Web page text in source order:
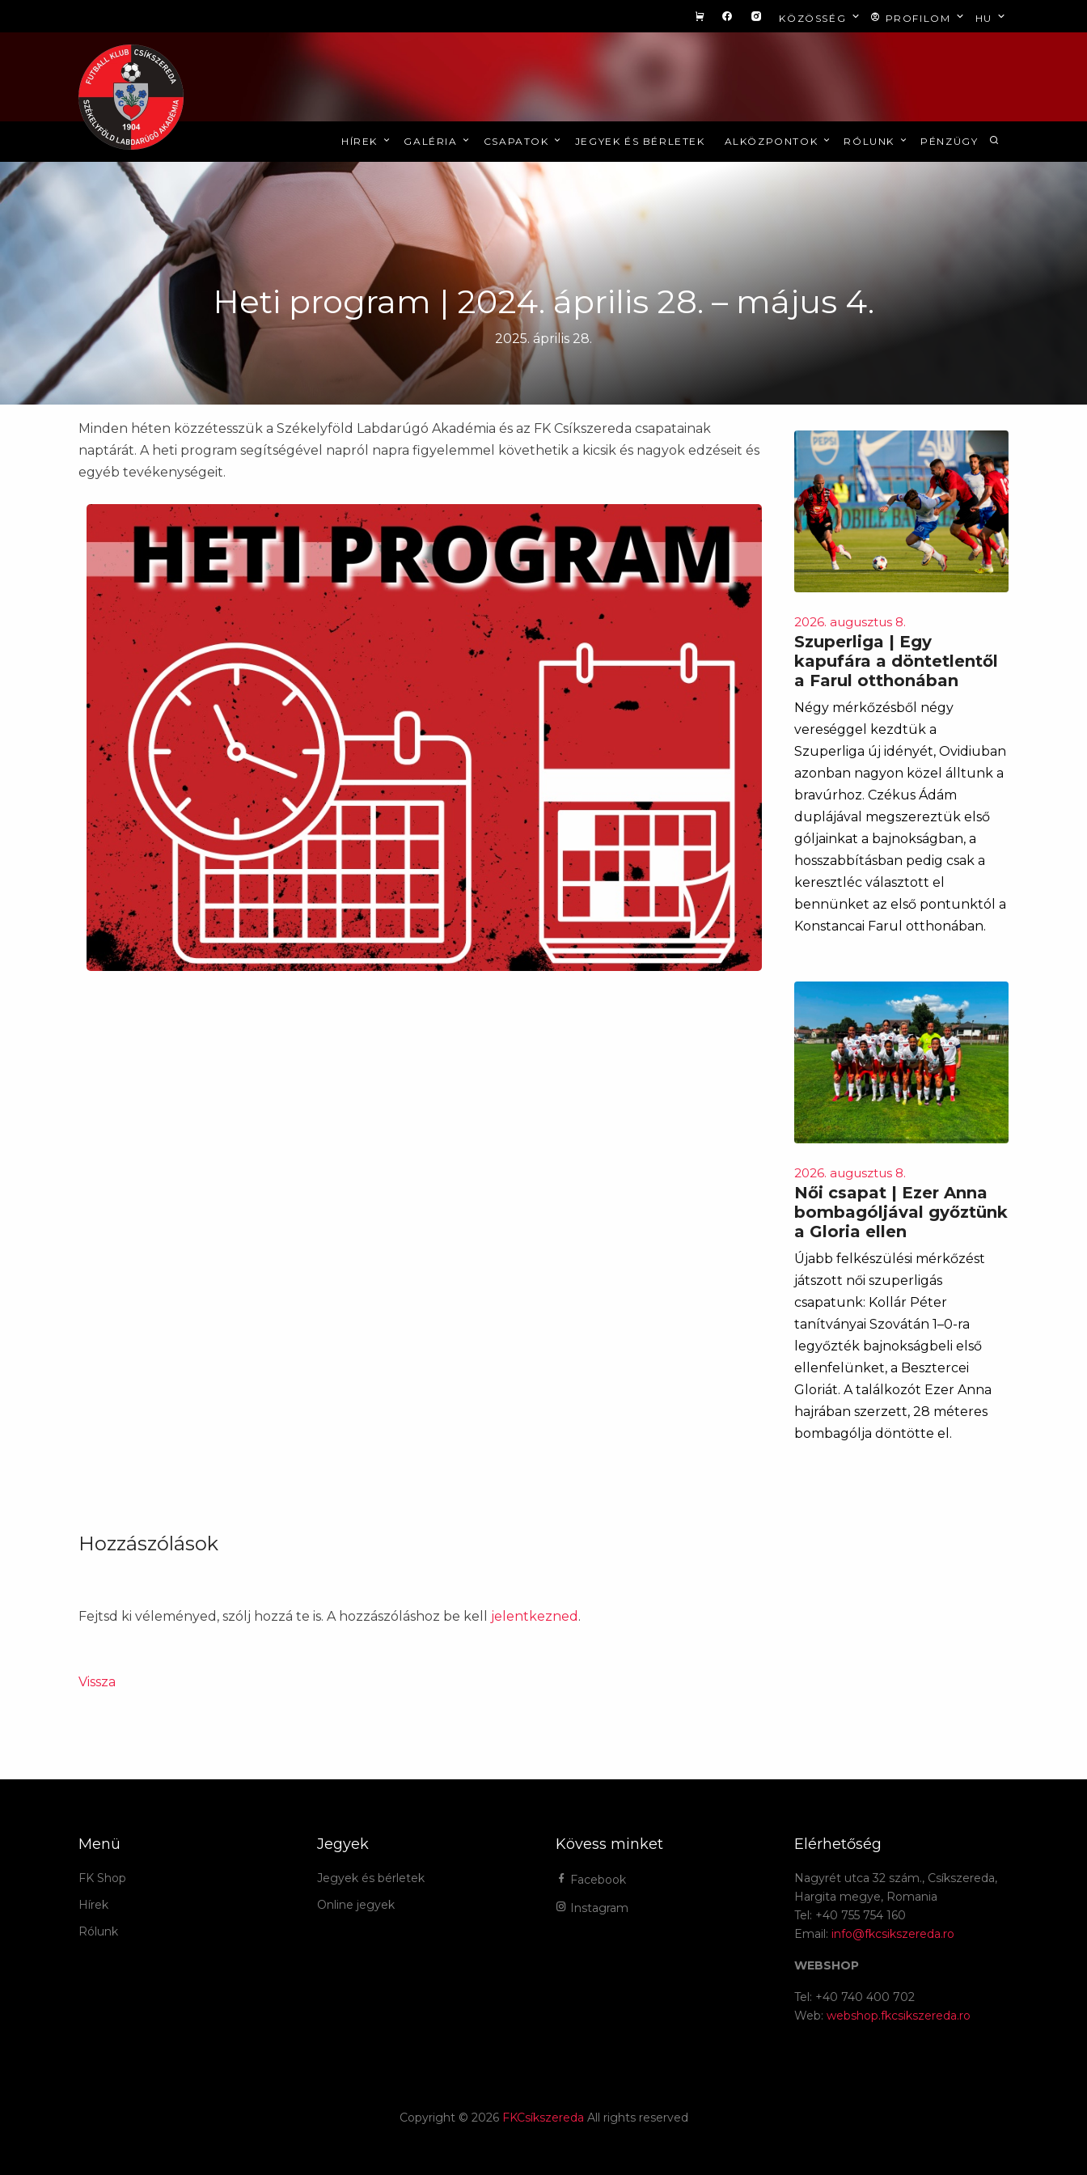
KÖZÖSSÉG PROFILOM HU
HÍREK GALÉRIA CSAPATOK JEGYEK ÉS BÉRLETEK ALKÖZPONTOK RÓLUNK PÉNZÜGY
Heti program | 2024. április 28. – május 4.
2025. április 28.
Minden héten közzétesszük a Székelyföld Labdarúgó Akadémia és az FK Csíkszereda csapatainak
naptárát. A heti program segítségével napról napra figyelemmel követhetik a kicsik és nagyok edzéseit és
egyéb tevékenységeit.
2026. augusztus 8.
Szuperliga | Egy
kapufára a döntetlentől
a Farul otthonában
Négy mérkőzésből négy
vereséggel kezdtük a
Szuperliga új idényét, Ovidiuban
azonban nagyon közel álltunk a
bravúrhoz. Czékus Ádám
duplájával megszereztük első
góljainkat a bajnokságban, a
hosszabbításban pedig csak a
keresztléc választott el
bennünket az első pontunktól a
Konstancai Farul otthonában.
2026. augusztus 8.
Női csapat | Ezer Anna
bombagóljával győztünk
a Gloria ellen
Újabb felkészülési mérkőzést
játszott női szuperligás
csapatunk: Kollár Péter
tanítványai Szovátán 1–0-ra
legyőzték bajnokságbeli első
ellenfelünket, a Besztercei
Gloriát. A találkozót Ezer Anna
hajrában szerzett, 28 méteres
bombagólja döntötte el.
Hozzászólások
Fejtsd ki véleményed, szólj hozzá te is. A hozzászóláshoz be kell jelentkezned .
Vissza
Menü
FK Shop
Hírek
Rólunk
Jegyek
Jegyek és bérletek
Online jegyek
Kövess minket
Facebook
Instagram
Elérhetőség
Nagyrét utca 32 szám., Csíkszereda,
Hargita megye, Romania
Tel: +40 755 754 160
Email: info@fkcsikszereda.ro
WEBSHOP
Tel: +40 740 400 702
Web: webshop.fkcsikszereda.ro
Copyright © 2026 FKCsíkszereda All rights reserved